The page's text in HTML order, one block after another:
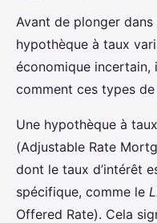
Avant de plonger dans
hypothèque à taux
économique
comment ces types de
Une hypothèque à
(Adjustable Rate
dont le taux d’intérêt
spécifique, comme le
Offered Rate). Cela